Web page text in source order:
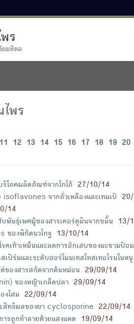
ร
ยมหิดล
ไพร
11 12 13 14 15 16 17 18 19 20
ริโภคผลิตภัณฑ์จากโกโก้
27/10/14
จากถั่วเหลืองและเทมเป้
14
พันธุ์เพศผู้ของสารเคอร์คูมินจากขมิ้น
13/
ของพิกัดนวโกฐ
13/10/14
คเท้าเหม็นและลดการอักเสบของมะขามป้อม
ปิร์มและระดับฮอร์โมนเทสโทสเทอโรนในหนู
ของสารสกัดจากต้นหม่อน
29/09/14
ของหญ้าเกล็ดปลา
29/09/14
งโสม
22/09/14
สิทธิผลของยา cyclosporine
22/09/14
ารถูกทำลายด้วยแสงแดด
19/09/14